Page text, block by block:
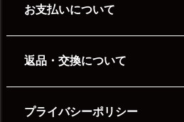
お支払いについて
返品・交換について
プライバシーポリシー